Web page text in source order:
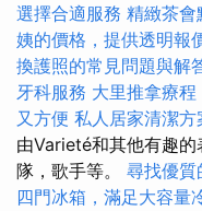
選擇合適服務 精緻茶會
姨的價格，提供透明報
換護照的常見問題與解
牙科服務 大里推拿療程
又方便 私人居家清潔方
由Varieté和其他有趣
隊，歌手等。 尋找優質
四門冰箱，滿足大容量